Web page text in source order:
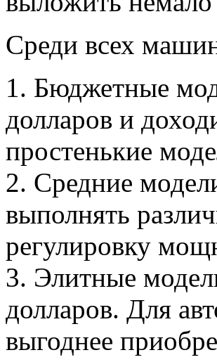
Среди всех
1. Бюджетные
долларов и
простенькие
2. Средние
выполнять
регулировку
3. Элитные
долларов. Для
выгоднее